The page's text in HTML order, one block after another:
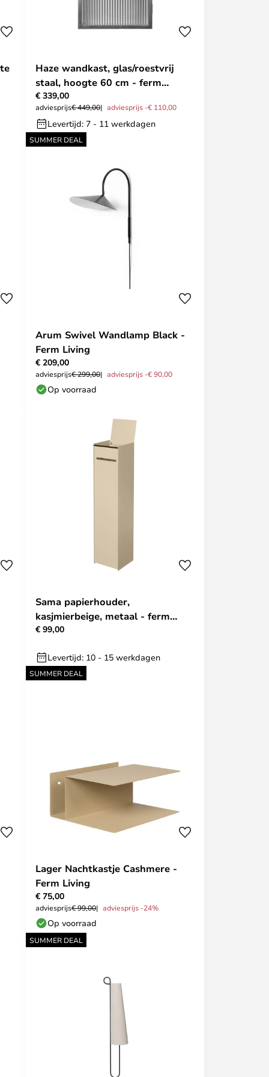
Haze wandkast, glas/roestvrij
staal, hoogte 60 cm - ferm
LIVING
€ 339,00
adviesprijs€ 449,00 adviesprijs -€ 110,00
Levertijd: 7 - 11 werkdagen
SUMMER DEAL
Arum Swivel Wandlamp Black -
Ferm Living
€ 209,00
adviesprijs€ 299,00 adviesprijs -€ 90,00
Op voorraad
Sama papierhouder,
kasjmierbeige, metaal - ferm
LIVING
€ 99,00
Levertijd: 10 - 15 werkdagen
SUMMER DEAL
Lager Nachtkastje Cashmere -
Ferm Living
€ 75,00
adviesprijs€ 99,00 adviesprijs -24%
Op voorraad
SUMMER DEAL